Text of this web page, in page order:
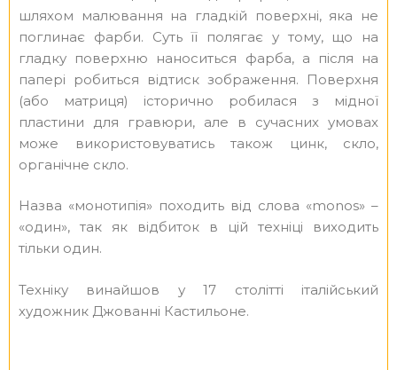
шляхом малювання на гладкій поверхні, яка не
поглинає фарби. Суть її полягає у тому, що на
гладку поверхню наноситься фарба, а після на
папері робиться відтиск зображення. Поверхня
(або матриця) історично робилася з мідної
пластини для гравюри, але в сучасних умовах
може використовуватись також цинк, скло,
органічне скло.
Назва «монотипія» походить від слова «monos» –
«один», так як відбиток в цій техніці виходить
тільки один.
Техніку винайшов у 17 столітті італійський
художник Джованні Кастильоне.